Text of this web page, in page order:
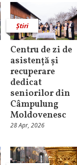
Știri
Centru de zi de
asistență și
recuperare
dedicat
seniorilor din
Câmpulung
Moldovenesc
28 Apr, 2026